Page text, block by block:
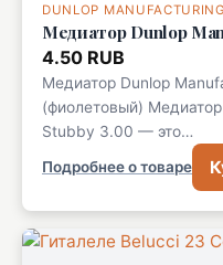
DUNLOP MANUFACTURING
Медиатор Dunlop
4.50 RUB
Медиатор Dunlop
(фиолетовый)
Stubby 3.00 — это…
Подробнее о товаре